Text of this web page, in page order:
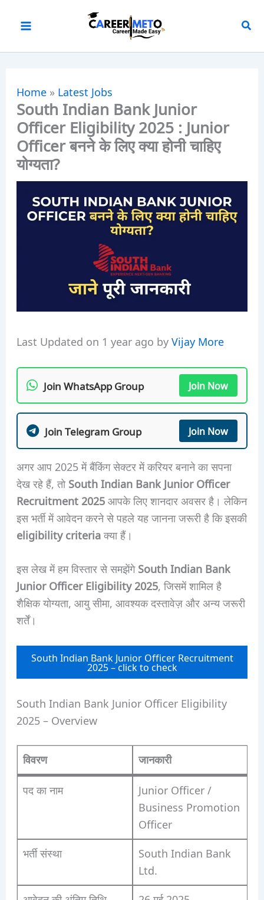
Home» Latest Jobs
South Indian Bank Junior
Officer Eligibility 2025 : Junior
Officer बनने के लिए क्या होनी चाहिए
योग्यता?
Last Updated on 1 year ago byVijay More
Join WhatsApp Group Join Now
Join Telegram Group Join Now
अगर आप 2025 में बैंकिंग सेक्टर में करियर बनाने का सपना
देख रहे हैं, तोSouth Indian Bank Junior Officer
Recruitment 2025आपके लिए शानदार अवसर है। लेकिन
इस भर्ती में आवेदन करने से पहले यह जानना जरूरी है कि इसकी
eligibility criteriaक्या हैं।
इस लेख में हम विस्तार से समझेंगेSouth Indian Bank
Junior Officer Eligibility 2025, जिसमें शामिल है
शैक्षिक योग्यता, आयु सीमा, आवश्यक दस्तावेज़ और अन्य जरूरी
शर्तें।
South Indian Bank Junior Officer Recruitment
2025 – click to check
South Indian Bank Junior Officer Eligibility
2025 – Overview
विवरण जानकारी
पद का नाम
Junior Officer /
Business Promotion
Officer
भर्ती संस्था
South Indian Bank
Ltd.